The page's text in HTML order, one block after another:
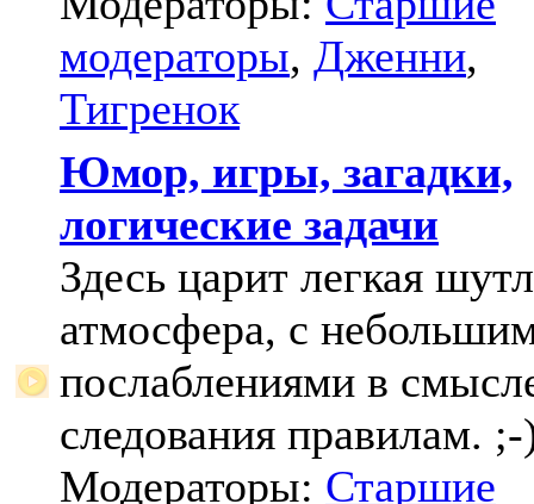
модераторы, Дженни,
Тигренок
Юмор, игры, загадки,
логические задачи
Здесь царит легкая
атмосфера, с
послаблениями в
следования правилам.
Модераторы: Старшие